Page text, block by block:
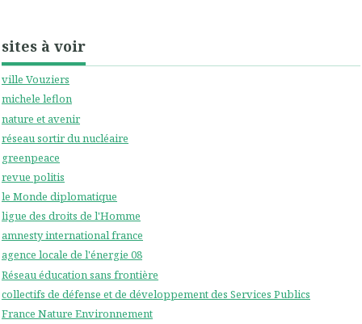
sites à voir
ville Vouziers
michele leflon
nature et avenir
réseau sortir du nucléaire
greenpeace
revue politis
le Monde diplomatique
ligue des droits de l'Homme
amnesty international france
agence locale de l'énergie 08
Réseau éducation sans frontière
collectifs de défense et de développement des Services Publics
France Nature Environnement